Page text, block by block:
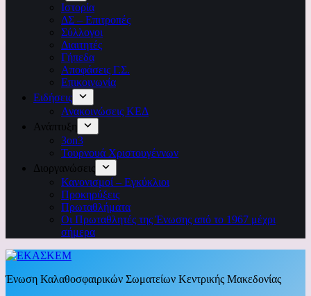
Ιστορία
ΔΣ – Επιτροπές
Σύλλογοι
Διαιτητές
Γήπεδα
Αποφάσεις Γ.Σ.
Επικοινωνία
Ειδήσεις
Ανακοινώσεις ΚΕΔ
Ανάπτυξη
3on3
Τουρνουά Χριστουγέννων
Διοργανώσεις
Κανονισμοί – Εγκύκλιοι
Προκηρύξεις
Πρωταθλήματα
Οι Πρωταθλητές της Ένωσης από το 1967 μέχρι
σήμερα
Ένωση Καλαθοσφαιρικών Σωματείων Κεντρικής Μακεδονίας